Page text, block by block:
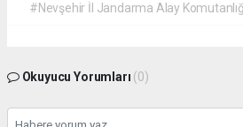
#Nevşehir İl Jandarma Alay
Okuyucu Yorumları (0)